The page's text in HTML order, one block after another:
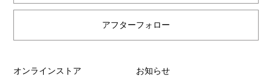
オンラインストア お知らせ
アフターフォロー